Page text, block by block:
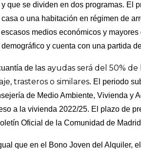
que se dividen en dos programas. El
casa o una habitación en régimen de
medios económicos y
demográfico y cuenta con una partida
de lasayudas será del 50%
trasteros o similares. El periodo
de Medio Ambiente, Vivienda y
a la vivienda 2022/25. El plazo de
Oficial de la Comunidad de
que en el Bono Joven del Alquiler,